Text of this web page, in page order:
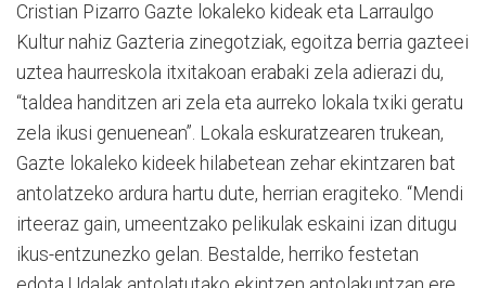
Cristian Pizarro Gazte lokaleko kideak eta Larraulgo
Kultur nahiz Gazteria zinegotziak, egoitza berria gazteei
uztea haurreskola itxitakoan erabaki zela adierazi du,
“taldea handitzen ari zela eta aurreko lokala txiki geratu
zela ikusi genuenean”. Lokala eskuratzearen trukean,
Gazte lokaleko kideek hilabetean zehar ekintzaren bat
antolatzeko ardura hartu dute, herrian eragiteko. “Mendi
irteeraz gain, umeentzako pelikulak eskaini izan ditugu
ikus-entzunezko gelan. Bestalde, herriko festetan